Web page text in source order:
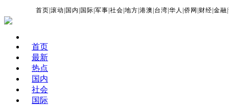
首页 |滚动 国内 国际 |军事 |社会 |地方 |港澳 台湾 |华人 |侨网 财经 |金融 |
首页
最新
热点
国内
社会
国际